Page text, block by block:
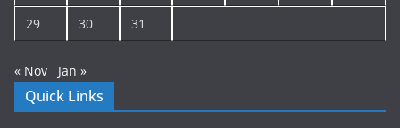
29 30 31
« Nov Jan »
Quick Links